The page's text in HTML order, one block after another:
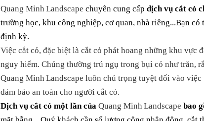
Quang MinhLandscape chuyên cung cấp dịch vụ cắt cỏ
trường học, khu công nghiệp, cơ quan, nhà riêng...Bạn có
định kỳ.
Việc cắt cỏ, đặc biệt là cắt cỏ phát hoang những khu vực
nguy hiểm. Chúng thường trú ngụ trong bụi cỏ như trăn,
Quang MinhLandscape luôn chú trọng tuyệt đối vào việc
đảm bảo an toàn cho người cắt cỏ.
Dịch vụ cắt cỏ một lầncủa Quang MinhLandscape bao